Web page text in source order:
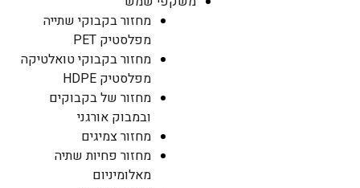
מחזור בקבוקי שתייה
מפלסטיק PET
מחזור בקבוקי טואלטיקה
מפלסטיק HDPE
מחזור של בקבוקים
ובמבוק אורגני
מחזור צמיגים
מחזור פחיות שתיה
מאלומיניום